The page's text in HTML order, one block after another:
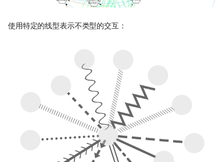
使用特定的线型表示不类型的交互：